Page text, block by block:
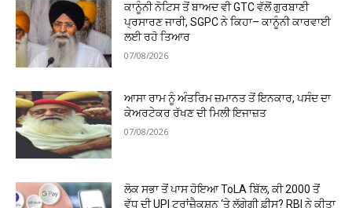
ਕਾਨੂੰਨੀ ਨੋਟਿਸ ਤੋਂ ਬਾਅਦ ਵੀ GTC ਵੱਲੋਂ ਗੁਰਬਾਣੀ
ਪ੍ਰਸਾਰਣ ਜਾਰੀ, SGPC ਨੇ ਕਿਹਾ– ਕਾਨੂੰਨੀ ਕਾਰਵਾਈ
ਲਈ ਰਹੋ ਤਿਆਰ
07/08/2026
ਆਸਾ ਰਾਮ ਨੂੰ ਅੰਤਰਿਮ ਜ਼ਮਾਨਤ ਤੋਂ ਇਨਕਾਰ, ਪਸੰਦ ਦਾ
ਕੇਅਰਟੇਕਰ ਰੱਖਣ ਦੀ ਮਿਲੀ ਇਜਾਜ਼ਤ
07/08/2026
ਲੋਕ ਸਭਾ ਤੋਂ ਪਾਸ ਹੋਇਆ ToLA ਬਿੱਲ, ਕੀ ₹2000 ਤੋਂ
ਵੱਧ ਦੀ UPI ਟ੍ਰਾਂਜ਼ੈਕਸ਼ਨ ‘ਤੇ ਲੱਗੇਗੀ ਫ਼ੀਸ? RBI ਨੇ ਕੀਤਾ